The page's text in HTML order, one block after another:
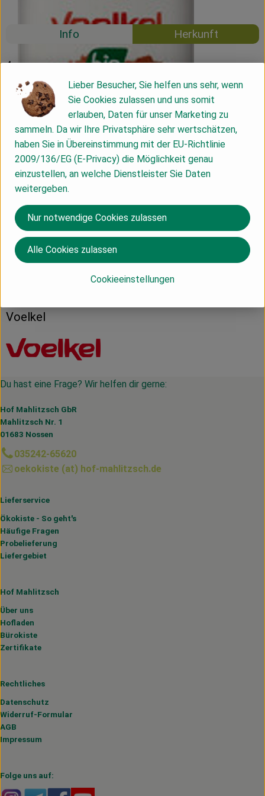
Info Herkunft
Info
Produktinformationen
Zutaten
Produktdatenblatt
Herkunft
Voelkel
Du hast eine Frage? Wir helfen dir gerne:
Hof Mahlitzsch GbR
Mahlitzsch Nr. 1
01683 Nossen
035242-65620
oekokiste (at) hof-mahlitzsch.de
Lieferservice
Ökokiste - So geht's
Häufige Fragen
Probelieferung
Liefergebiet
Hof Mahlitzsch
Über uns
Hofladen
Bürokiste
Zertifikate
Rechtliches
Datenschutz
Widerruf-Formular
AGB
Impressum
Folge uns auf:
Lieber Besucher, Sie helfen uns sehr, wenn
Sie Cookies zulassen und uns somit
erlauben, Daten für unser Marketing zu
sammeln. Da wir Ihre Privatsphäre sehr wertschätzen,
haben Sie in Übereinstimmung mit der EU-Richtlinie
2009/136/EG (E-Privacy) die Möglichkeit genau
einzustellen, an welche Dienstleister Sie Daten
weitergeben.
Cookieeinstellungen
Nur notwendige Cookies zulassen
Alle Cookies zulassen